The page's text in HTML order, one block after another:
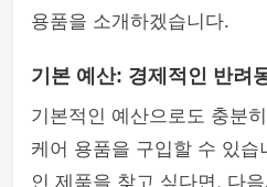
용품을 소개하겠습니다.
기본 예산: 경제적인 반려
기본적인 예산으로도 충분
케어 용품을 구입할 수 있습
인 제품을 찾고 싶다면, 다